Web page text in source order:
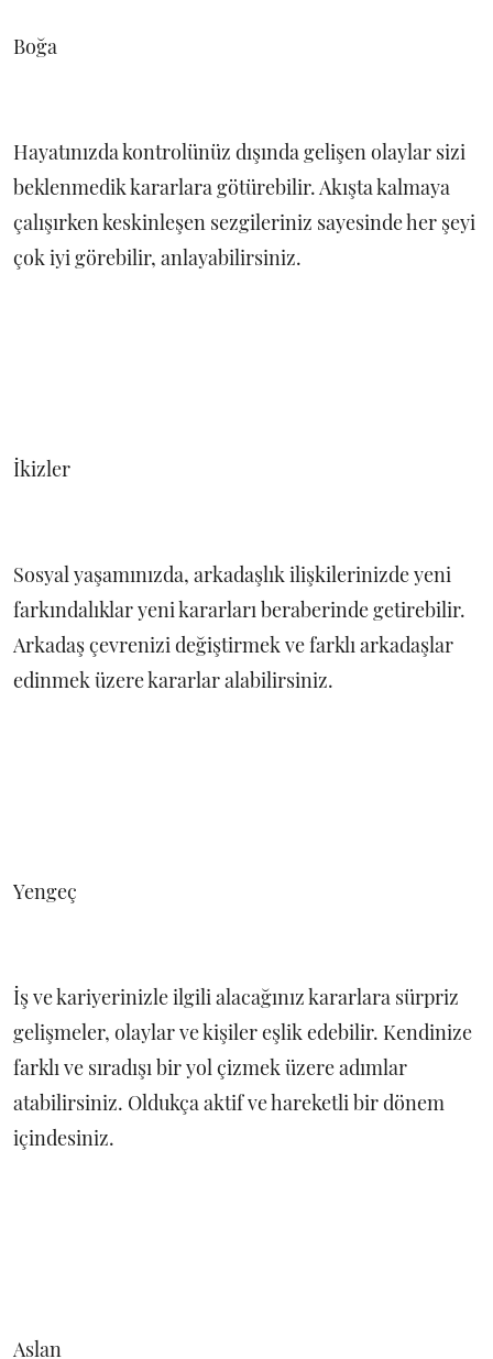
Boğa
Hayatınızda kontrolünüz dışında gelişen olaylar sizi
beklenmedik kararlara götürebilir. Akışta kalmaya
çalışırken keskinleşen sezgileriniz sayesinde her şeyi
çok iyi görebilir, anlayabilirsiniz.
İkizler
Sosyal yaşamınızda, arkadaşlık ilişkilerinizde yeni
farkındalıklar yeni kararları beraberinde getirebilir.
Arkadaş çevrenizi değiştirmek ve farklı arkadaşlar
edinmek üzere kararlar alabilirsiniz.
Yengeç
İş ve kariyerinizle ilgili alacağınız kararlara sürpriz
gelişmeler, olaylar ve kişiler eşlik edebilir. Kendinize
farklı ve sıradışı bir yol çizmek üzere adımlar
atabilirsiniz. Oldukça aktif ve hareketli bir dönem
içindesiniz.
Aslan